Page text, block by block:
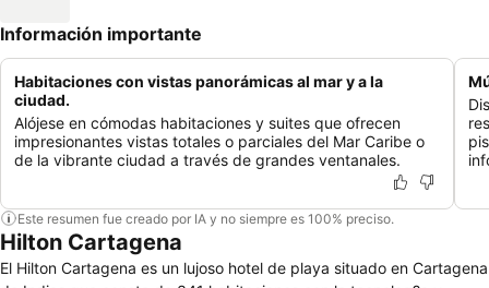
Información importante
Habitaciones con vistas panorámicas al mar y a la
ciudad.
Alójese en cómodas habitaciones y suites que ofrecen
impresionantes vistas totales o parciales del Mar Caribe o
de la vibrante ciudad a través de grandes ventanales.
Este resumen fue creado por IA y no siempre es 100% preciso.
Hilton Cartagena
El Hilton Cartagena es un lujoso hotel de playa situado en Cartagena